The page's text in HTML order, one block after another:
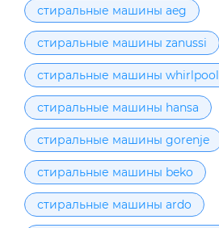
стиральные машины aeg
стиральные машины zanussi
стиральные машины whirlpool
стиральные машины hansa
стиральные машины gorenje
стиральные машины beko
стиральные машины ardo